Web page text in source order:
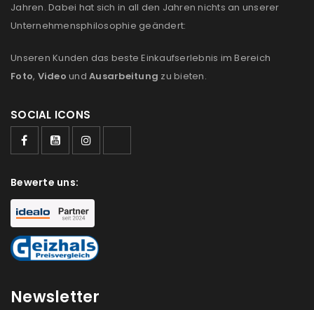
Jahren. Dabei hat sich in all den Jahren nichts an unserer
Unternehmensphilosophie geändert:
Unseren Kunden das beste Einkaufserlebnis im Bereich
Foto, Video und Ausarbeitung zu bieten.
SOCIAL ICONS
Bewerte uns:
Newsletter